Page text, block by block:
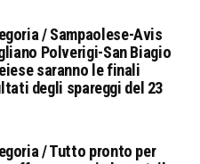
/ Sampaolese-Avis
Polverigi-San Biagio
saranno le finali
degli spareggi del 23
/ Tutto pronto per